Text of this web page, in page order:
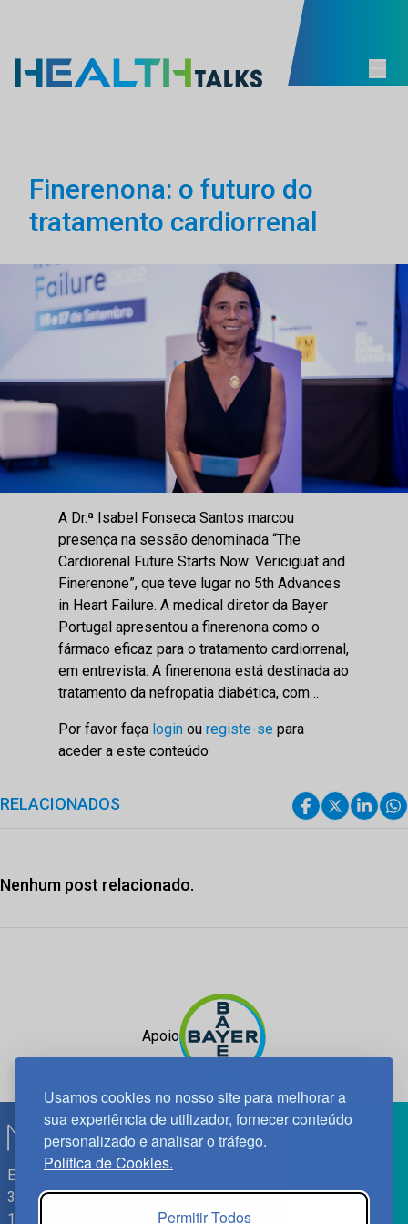
Usamos cookies no nosso site para melhorar a
sua experiência de utilizador, fornecer conteúdo
personalizado e analisar o tráfego.
Política de Cookies.
Permitir Todos
Finerenona: o futuro do
tratamento cardiorrenal
A Dr.ª Isabel Fonseca Santos marcou
presença na sessão denominada “The
Cardiorenal Future Starts Now: Vericiguat and
Finerenone”, que teve lugar no 5th Advances
in Heart Failure. A medical diretor da Bayer
Portugal apresentou a finerenona como o
fármaco eficaz para o tratamento cardiorrenal,
em entrevista. A finerenona está destinada ao
tratamento da nefropatia diabética, com…
Por favor faça login ou registe-se para
aceder a este conteúdo
RELACIONADOS
Nenhum post relacionado.
Apoio
Edif. Lisboa Oriente | Av. Infante D. Henrique, n.º 333H, esc.
37
1800-282 Lisboa | Portugal